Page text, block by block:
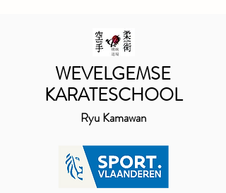
WEVELGEMSE
KARATESCHOOL
Ryu Kamawan